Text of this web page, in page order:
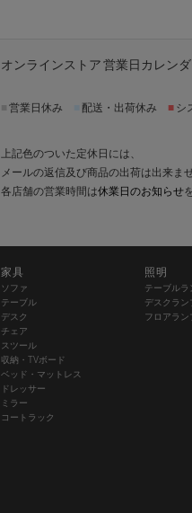
オンラインストア 営業日カレン
営業日休み 配送・出荷休み ■ シ
上記色のついた定休日には、
メールの返信及び商品の出荷は出来ま
各店舗の営業時間は休業日のお知らせ
家具
ソファ
テーブル
デスク
チェア
スツール
収納・TVボード
ベッド・マットレス
ドレッサー
ミラー
コートラック
照明
テーブルラ
デスクラン
フロアラン